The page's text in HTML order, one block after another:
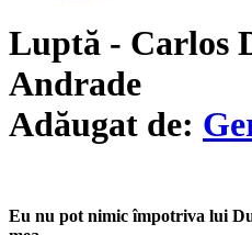
Luptă - Carlos
Andrade
Adăugat de:
Eu nu pot nimic împotriva lui